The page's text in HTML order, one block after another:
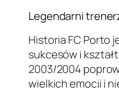
Legendarni
Historia FC Porto
sukcesów i
2003/2004
wielkich emocji i